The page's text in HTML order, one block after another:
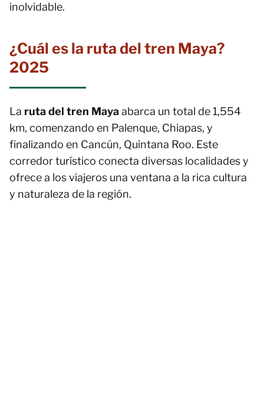
inolvidable.
¿Cuál es la ruta del tren Maya?
2025
La ruta del tren Mayaabarca un total de 1,554
km, comenzando en Palenque, Chiapas, y
finalizando en Cancún, Quintana Roo. Este
corredor turístico conecta diversas localidades y
ofrece a los viajeros una ventana a la rica cultura
y naturaleza de la región.